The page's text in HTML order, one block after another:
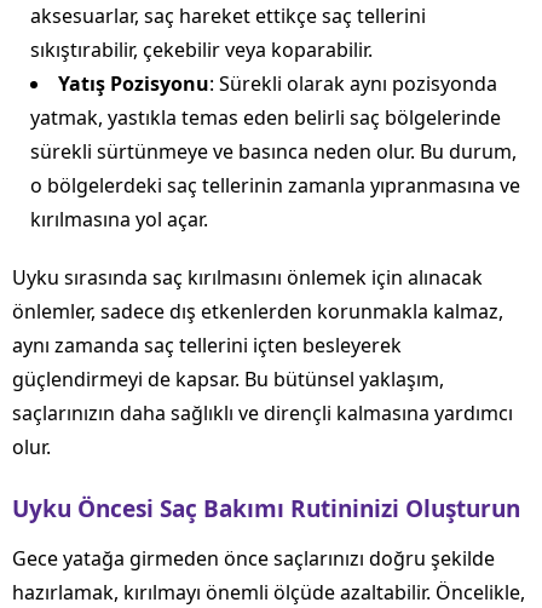
aksesuarlar, saç hareket ettikçe saç tellerini
sıkıştırabilir, çekebilir veya koparabilir.
Yatış Pozisyonu: Sürekli olarak aynı pozisyonda
yatmak, yastıkla temas eden belirli saç bölgelerinde
sürekli sürtünmeye ve basınca neden olur. Bu durum,
o bölgelerdeki saç tellerinin zamanla yıpranmasına ve
kırılmasına yol açar.
Uyku sırasında saç kırılmasını önlemek için alınacak
önlemler, sadece dış etkenlerden korunmakla kalmaz,
aynı zamanda saç tellerini içten besleyerek
güçlendirmeyi de kapsar. Bu bütünsel yaklaşım,
saçlarınızın daha sağlıklı ve dirençli kalmasına yardımcı
olur.
Uyku Öncesi Saç Bakımı Rutininizi Oluşturun
Gece yatağa girmeden önce saçlarınızı doğru şekilde
hazırlamak, kırılmayı önemli ölçüde azaltabilir. Öncelikle,